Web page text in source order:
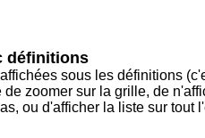
définitions
sous les définitions
zoomer sur la grille, de
ou d'afficher la liste sur tout